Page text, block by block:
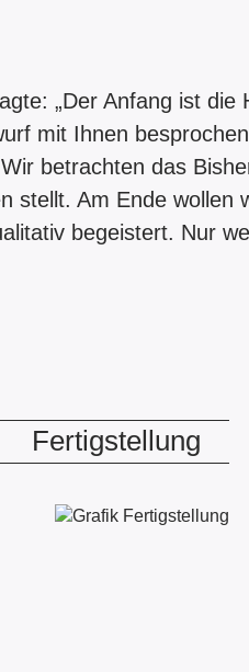
„Der Anfang ist die
mit Ihnen
betrachten das
stellt. Am Ende wollen
begeistert. Nur
Fertigstellung